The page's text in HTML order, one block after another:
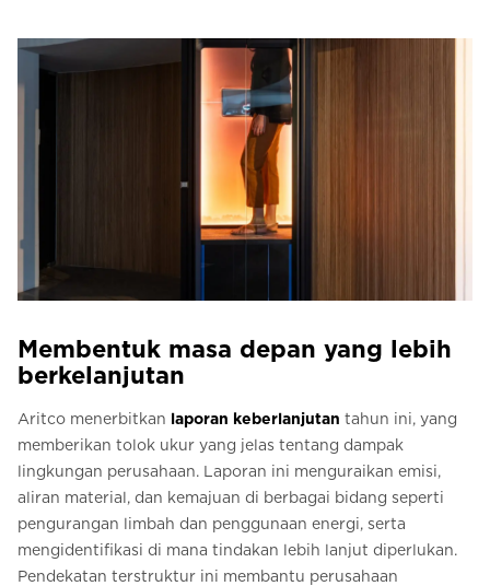
Membentuk masa depan yang lebih
berkelanjutan
Aritco menerbitkan laporan keberlanjutan tahun ini, yang
memberikan tolok ukur yang jelas tentang dampak
lingkungan perusahaan. Laporan ini menguraikan emisi,
aliran material, dan kemajuan di berbagai bidang seperti
pengurangan limbah dan penggunaan energi, serta
mengidentifikasi di mana tindakan lebih lanjut diperlukan.
Pendekatan terstruktur ini membantu perusahaan